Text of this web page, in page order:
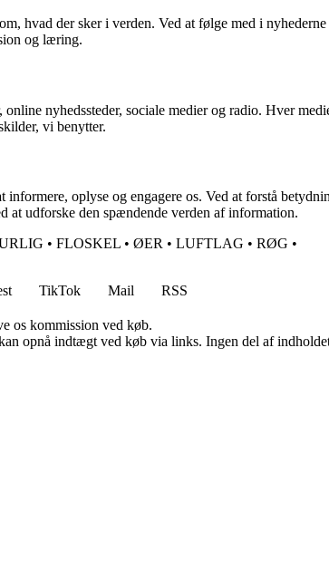
hvad der sker i verden. Ved at følge med i
og læring.
nyhedssteder, sociale medier og radio. Hver
vi benytter.
informere, oplyse og engagere os. Ved at forstå
at udforske den spændende verden af information.
• FLOSKEL • ØER • LUFTLAG • RØG •
TikTok Mail
RSS
os kommission ved køb.
opnå indtægt ved køb via links. Ingen del af